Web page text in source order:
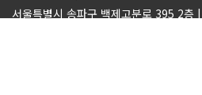
서울특별시 송파구 백제고분로 395 2